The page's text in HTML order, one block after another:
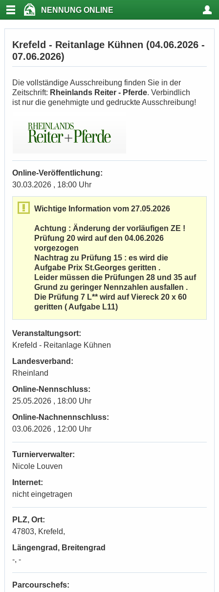
NENNUNG ONLINE
Krefeld - Reitanlage Kühnen (04.06.2026 -
07.06.2026)
Die vollständige Ausschreibung finden Sie in der
Zeitschrift: Rheinlands Reiter - Pferde. Verbindlich
ist nur die genehmigte und gedruckte Ausschreibung!
Online-Veröffentlichung:
30.03.2026 , 18:00 Uhr
Wichtige Information vom 27.05.2026
Achtung : Änderung der vorläufigen ZE !
Prüfung 20 wird auf den 04.06.2026
vorgezogen
Nachtrag zu Prüfung 15 : es wird die
Aufgabe Prix St.Georges geritten .
Leider müssen die Prüfungen 28 und 35 auf
Grund zu geringer Nennzahlen ausfallen .
Die Prüfung 7 L** wird auf Viereck 20 x 60
geritten ( Aufgabe L11)
Veranstaltungsort:
Krefeld - Reitanlage Kühnen
Landesverband:
Rheinland
Online-Nennschluss:
25.05.2026 , 18:00 Uhr
Online-Nachnennschluss:
03.06.2026 , 12:00 Uhr
Turnierverwalter:
Nicole Louven
Internet:
nicht eingetragen
PLZ, Ort:
47803, Krefeld,
Längengrad, Breitengrad
-, -
Parcourschefs: